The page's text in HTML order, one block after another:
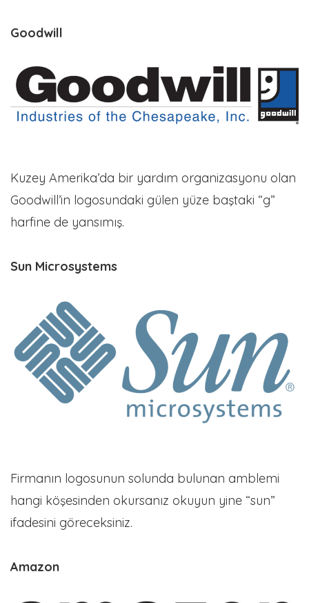
Goodwill
Kuzey Amerika’da bir yardım organizasyonu olan
Goodwill’in logosundaki gülen yüze baştaki “g”
harfine de yansımış.
Sun Microsystems
Firmanın logosunun solunda bulunan amblemi
hangi köşesinden okursanız okuyun yine “sun”
ifadesini göreceksiniz.
Amazon